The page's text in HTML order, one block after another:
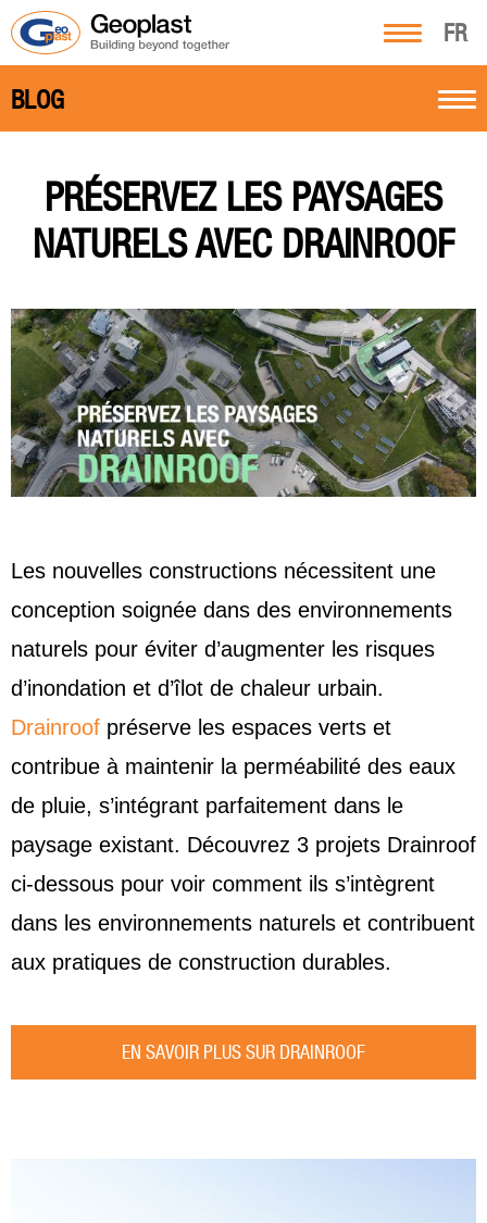
FR
BLOG
PRÉSERVEZ LES PAYSAGES
NATURELS AVEC DRAINROOF
Les nouvelles constructions nécessitent une
conception soignée dans des environnements
naturels pour éviter d’augmenter les risques
d’inondation et d’îlot de chaleur urbain.
Drainroof préserve les espaces verts et
contribue à maintenir la perméabilité des eaux
de pluie, s’intégrant parfaitement dans le
paysage existant. Découvrez 3 projets Drainroof
ci-dessous pour voir comment ils s’intègrent
dans les environnements naturels et contribuent
aux pratiques de construction durables.
EN SAVOIR PLUS SUR DRAINROOF